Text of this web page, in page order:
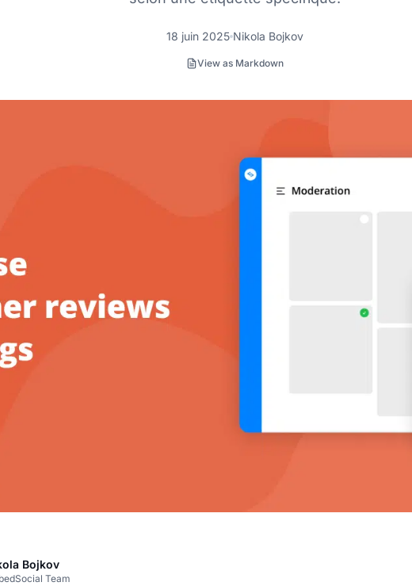
18 juin 2025 Nikola Bojkov
View as Markdown
Bojkov
Team